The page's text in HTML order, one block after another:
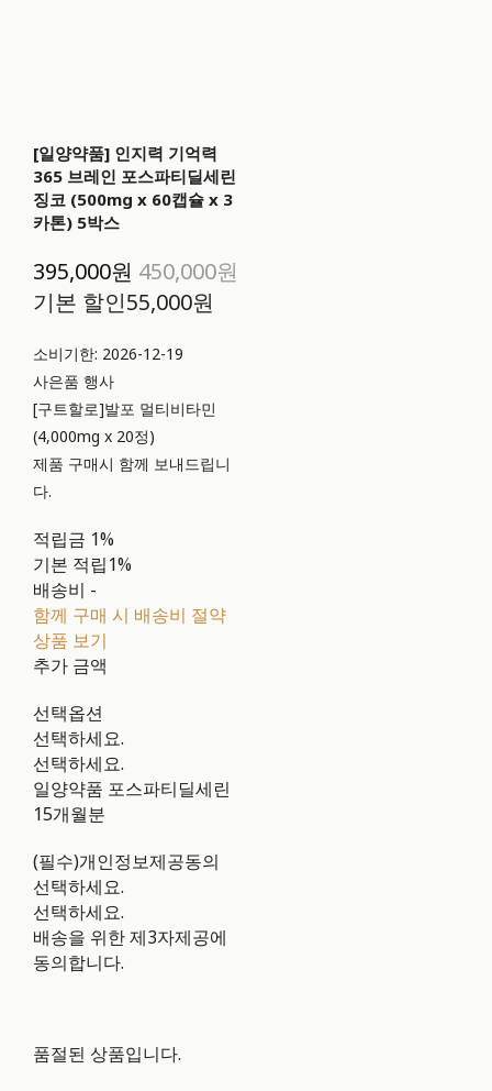
[일양약품] 인지력 기억력
365 브레인 포스파티딜세린
징코 (500mg x 60캡슐 x 3
카톤) 5박스
395,000원 450,000원
기본 할인55,000원
소비기한: 2026-12-19
사은품 행사
[구트할로]발포 멀티비타민
(4,000mg x 20정)
제품 구매시 함께 보내드립니
다.
적립금 1%
기본 적립1%
배송비 -
함께 구매 시 배송비 절약
상품 보기
추가 금액
선택옵션
선택하세요.
선택하세요.
일양약품 포스파티딜세린
15개월분
(필수)개인정보제공동의
선택하세요.
선택하세요.
배송을 위한 제3자제공에
동의합니다.
품절된 상품입니다.